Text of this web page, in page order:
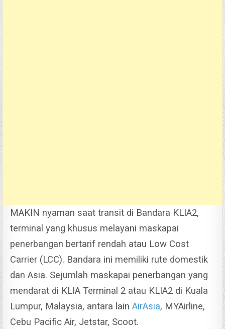
MAKIN nyaman saat transit di Bandara KLIA2,
terminal yang khusus melayani maskapai
penerbangan bertarif rendah atau Low Cost
Carrier (LCC). Bandara ini memiliki rute domestik
dan Asia. Sejumlah maskapai penerbangan yang
mendarat di KLIA Terminal 2 atau KLIA2 di Kuala
Lumpur, Malaysia, antara lainAirAsia, MYAirline,
Cebu Pacific Air, Jetstar, Scoot.